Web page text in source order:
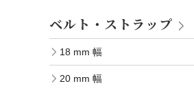
ベルト・ストラップ
18 mm 幅
20 mm 幅